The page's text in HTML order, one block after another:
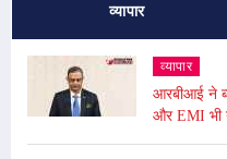
व्यापार
व्यापार
आरबीआई ने
और EMI भी